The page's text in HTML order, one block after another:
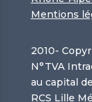
Mentions
2010-
N°TVA
au capital
RCS Lille